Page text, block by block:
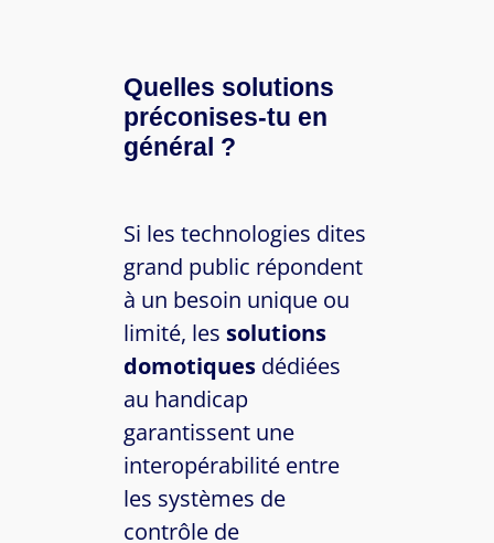
Quelles solutions
préconises-tu en
général ?
Si les technologies dites
grand public répondent
à un besoin unique ou
limité, les solutions
domotiques dédiées
au handicap
garantissent une
interopérabilité entre
les systèmes de
contrôle de